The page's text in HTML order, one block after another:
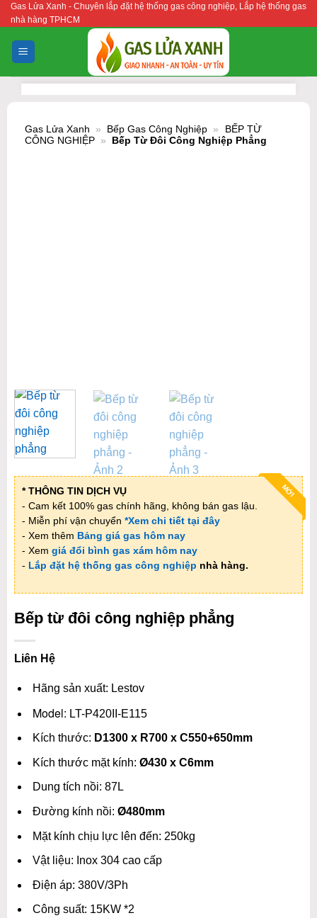
Bỏ
qua
nội
dung
Gas Lửa Xanh - Chuyên lắp đặt hệ thống gas công nghiệp, Lắp hệ thống gas
nhà hàng TPHCM
Gas Lửa Xanh » Bếp Gas Công Nghiệp »
BẾP TỪ
CÔNG NGHIỆP » Bếp Từ Đôi Công Nghiệp Phẳng
MỚI
* THÔNG TIN DỊCH VỤ
- Cam kết 100% gas chính hãng, không bán gas lậu.
- Miễn phí vận chuyển *Xem chi tiết tại đây
- Xem thêm Bảng giá gas hôm nay
- Xem giá đổi bình gas xám hôm nay
- Lắp đặt hệ thống gas công nghiệp nhà hàng.
Bếp từ đôi công nghiệp phẳng
Liên Hệ
Hãng sản xuất: Lestov
Model: LT-P420II-E115
Kích thước: D1300 x R700 x C550+650mm
Kích thước mặt kính: Ø430 x C6mm
Dung tích nồi: 87L
Đường kính nồi: Ø480mm
Mặt kính chịu lực lên đến: 250kg
Vật liệu: Inox 304 cao cấp
Điện áp: 380V/3Ph
Công suất: 15KW *2